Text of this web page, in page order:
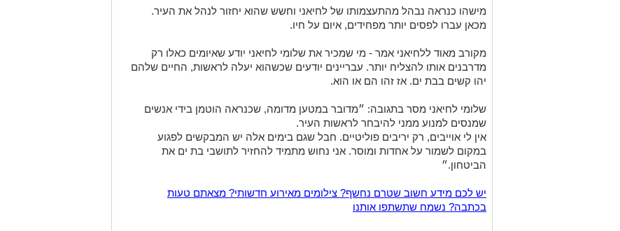
מישהו כנראה נבהל מהתעצמותו של לחיאני וחשש שהוא יחזור לנהל את העיר.
מכאן עברו לפסים יותר מפחידים, איום על חיו.
מקורב מאוד ללחיאני אמר - מי שמכיר את שלומי לחיאני יודע שאיומים כאלו רק
מדרבנים אותו להצליח יותר. עבריינים יודעים שכשהוא יעלה לראשות, החיים שלהם
יהו קשים בבת ים. אז זהו הם או הוא.
שלומי לחיאני מסר בתגובה: ״מדובר במטען מדומה, שכנראה הוטמן בידי אנשים
שמנסים למנוע ממני להיבחר לראשות העיר.
אין לי אוייבים, רק יריבים פוליטיים. חבל שגם בימים אלה יש המבקשים לפגוע
במקום לשמור על אחדות ומוסר. אני נחוש מתמיד להחזיר לתושבי בת ים את
הביטחון.״
יש לכם מידע חשוב שטרם נחשף? צילומים מאירוע חדשותי? מצאתם טעות
בכתבה? נשמח שתשתפו אותנו